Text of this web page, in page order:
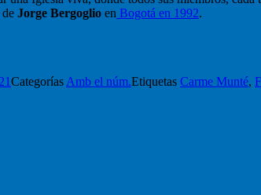
Jorge Bergoglio en Bogotá en 1992.
Categorías Amb el núm.Etiquetas Carme Munté,